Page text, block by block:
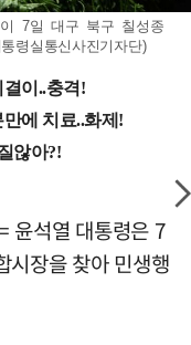
7일 대구 북구 칠성종
령실통신사진기자단)
윤석열 대통령은 7
시장을 찾아 민생행